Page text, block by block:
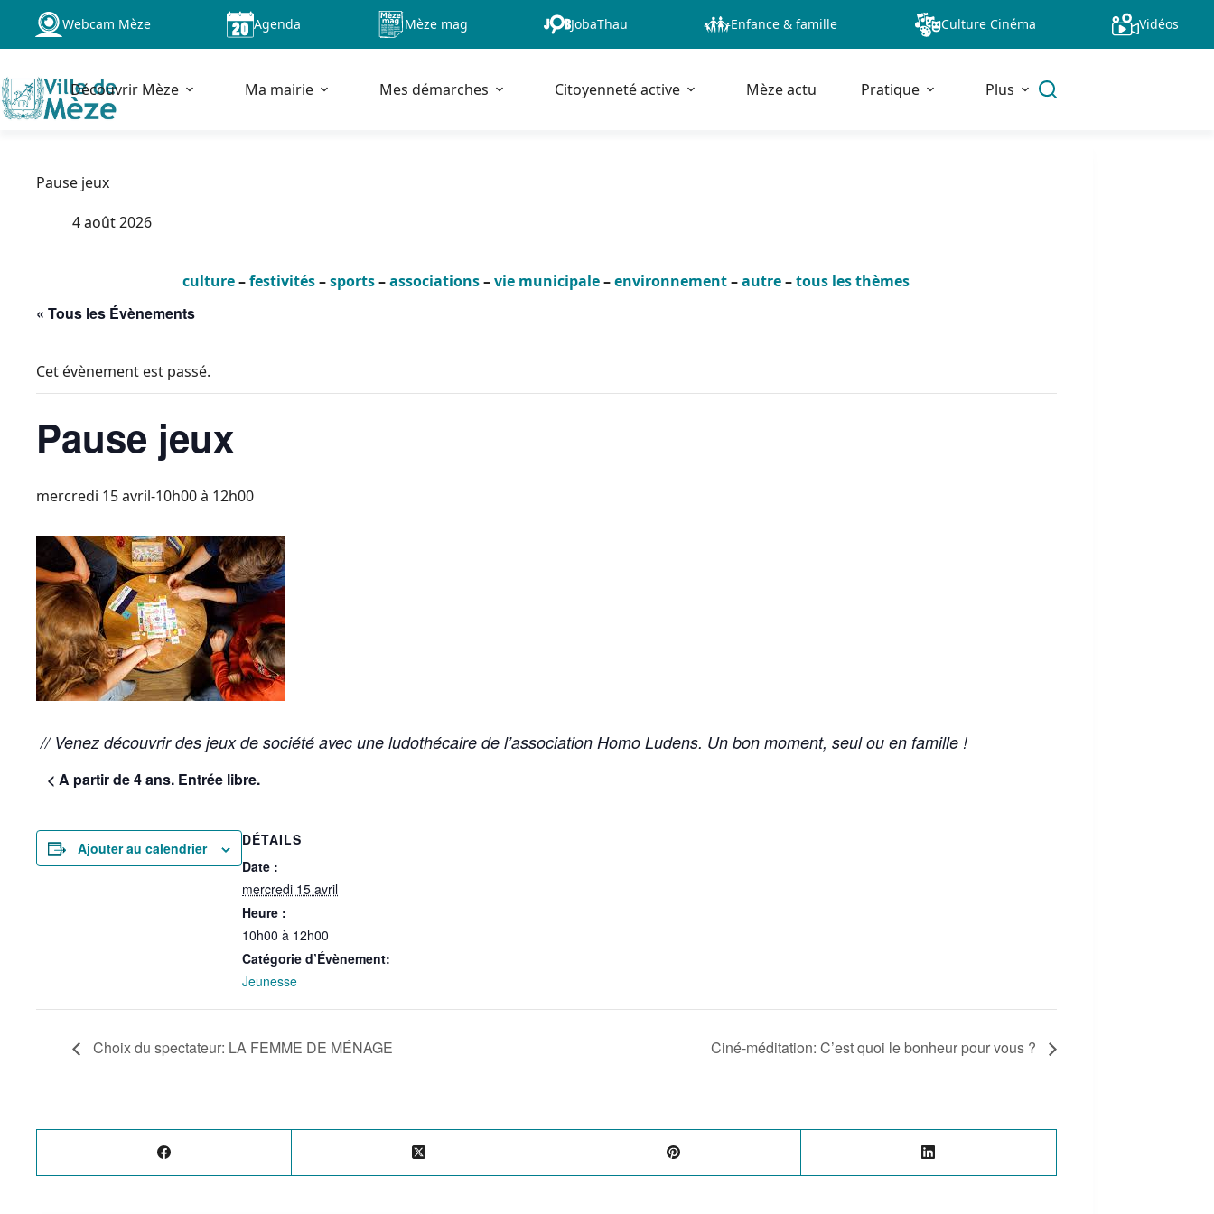
Passer
contenu
Webcam Mèze Agenda Mèze mag JobaThau Enfance & famille Culture Cinéma Vidéos
Découvrir Mèze Ma mairie Mes démarches Citoyenneté active Mèze actu Pratique Plus
Pause jeux
4 août 2026
culture–festivités–sports–associations–vie municipale–environnement–autre–tous les thèmes
« Tous les Évènements
Cet évènement est passé.
Pause jeux
mercredi 15 avril-10h00à 12h00
// Venez découvrir des jeux de société avec une ludothécaire de l’association Homo Ludens. Un bon moment, seul ou en famille !
< A partir de 4 ans. Entrée libre.
Ajouter au calendrier
DÉTAILS
Date :
mercredi 15 avril
Heure :
10h00 à 12h00
Catégorie d’Évènement:
Jeunesse
Choix du spectateur: LA FEMME DE MÉNAGE Ciné-méditation: C’est quoi le bonheur pour vous ?